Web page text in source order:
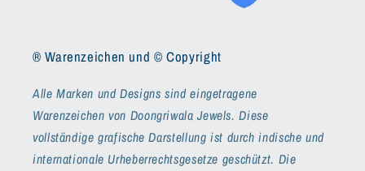
® Warenzeichen und © Copyright
Alle Marken und Designs sind eingetragene
Warenzeichen von Doongriwala Jewels. Diese
vollständige grafische Darstellung ist durch indische und
internationale Urheberrechtsgesetze geschützt. Die